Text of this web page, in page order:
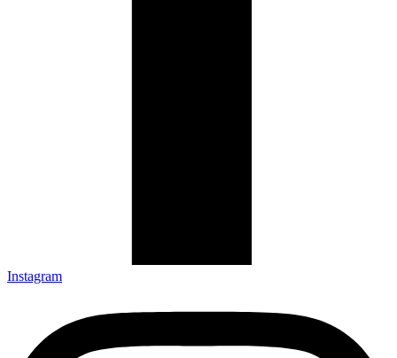
Instagram